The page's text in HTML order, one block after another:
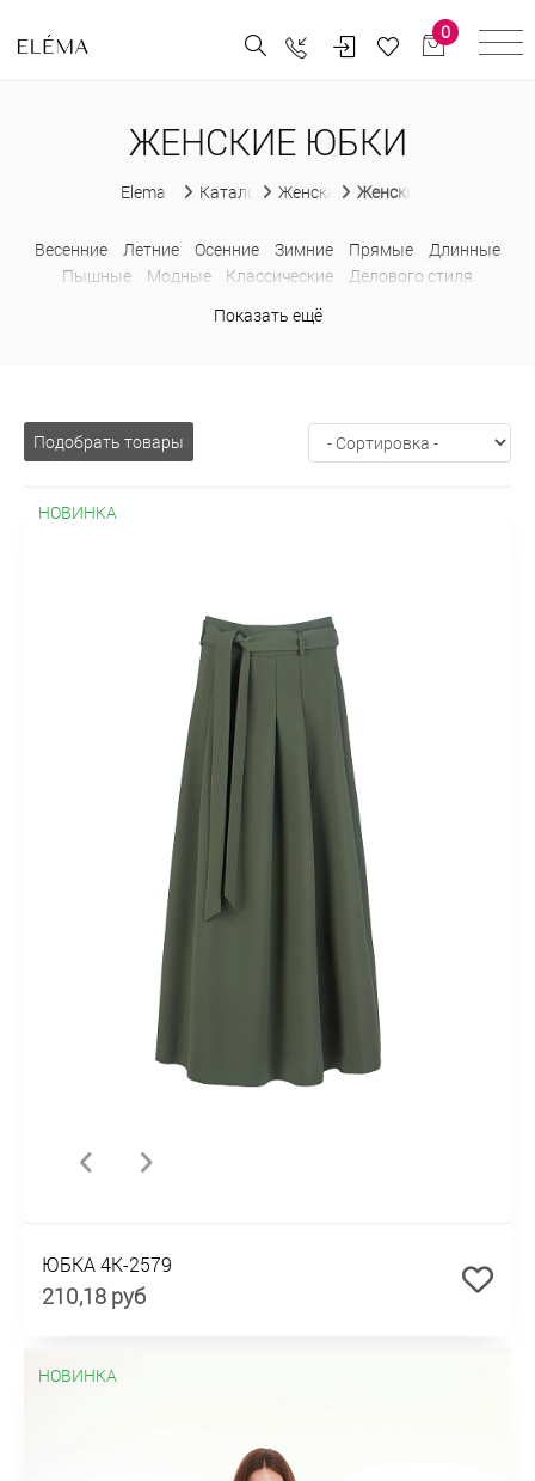
0
ЖЕНСКИЕ ЮБКИ
Elema Каталог Женская одеждаЖенские юбки
Весенние Летние Осенние Зимние Прямые
Длинные
Пышные
Модные Классические
Делового стиля
Из искусственной кожи
Шерстяные
Показать ещё
Подобрать товары
НОВИНКА
ЮБКА 4К-2579
210,18 руб
НОВИНКА